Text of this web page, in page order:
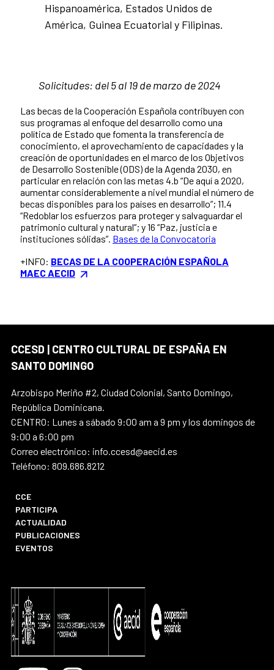
Hispanoamérica, Estados Unidos de
América, Guinea Ecuatorial y Filipinas.
Solicitudes: del 5 al 19 de marzo de 2024
Las becas de la Cooperación Española contribuyen con
sus programas al enfoque del desarrollo como una
política de Estado que fomenta la transferencia de
conocimiento, el aprovechamiento de capacidades y la
creación de oportunidades en el marco de los Objetivos
de Desarrollo Sostenible (ODS) de la Agenda 2030, en
particular en relación con las metas 4.b “De aquí a 2020,
aumentar considerablemente a nivel mundial el número de
becas disponibles para los países en desarrollo”; 11.4
“Redoblar los esfuerzos para proteger y salvaguardar el
patrimonio cultural y natural”; y 16 “Paz, justicia e
instituciones sólidas”. Bases de la Convocatoria
+INFO: BECAS DE LA COOPERACIÓN ESPAÑOLA
MAEC AECID
CCESD | CENTRO CULTURAL DE ESPAÑA EN
SANTO DOMINGO
Arzobispo Meriño #2, Ciudad Colonial, Santo Domingo,
República Dominicana.
CENTRO: Lunes a sábado 9:00 am a 9 pm y los domingos de
9:00 a 6:00 pm
Correo electrónico: info.ccesd@aecid.es
Teléfono: 809.686.8212
CCE
PARTICIPA
ACTUALIDAD
PUBLICACIONES
EVENTOS